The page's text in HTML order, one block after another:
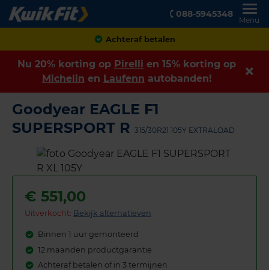
088-5945348
Menu
Achteraf betalen
Nu 20% korting op Pirelli en 15% korting op
Michelin en Laufenn autobanden!
Goodyear EAGLE F1
SUPERSPORT R 315/30R21 105Y EXTRALOAD
€ 551,00
Uitverkocht: Bekijk alternatieven
Binnen 1 uur gemonteerd
12 maanden productgarantie
Achteraf betalen of in 3 termijnen